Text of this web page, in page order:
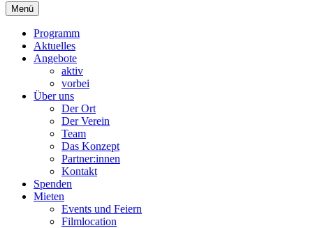
Primäres
Menü
Menü
Programm
Aktuelles
Angebote
aktiv
vorbei
Über uns
Der Ort
Der Verein
Team
Das Konzept
Partner:innen
Kontakt
Spenden
Mieten
Events und Feiern
Filmlocation